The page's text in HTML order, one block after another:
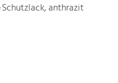
anthrazit